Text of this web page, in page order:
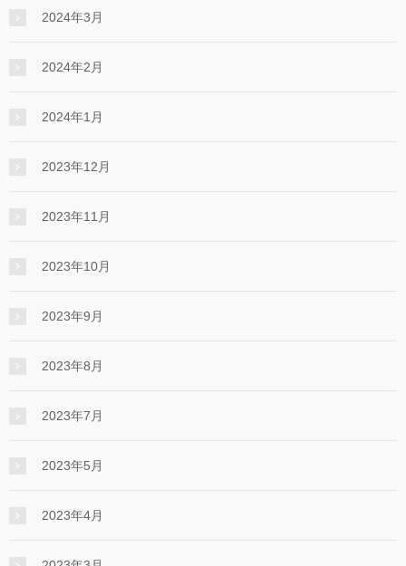
2024年3月
2024年2月
2024年1月
2023年12月
2023年11月
2023年10月
2023年9月
2023年8月
2023年7月
2023年5月
2023年4月